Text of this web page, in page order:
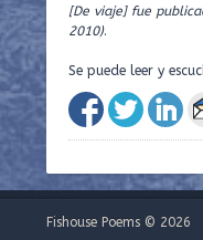
[De viaje] fue
2010).
Se puede leer y
Fishouse Poems © 2026